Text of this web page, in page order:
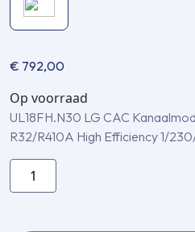
€ 792,00
Op voorraad
UL18FH.N30 LG CAC
R32/R410A High Efficiency 1/
UL18FH.N30
LG